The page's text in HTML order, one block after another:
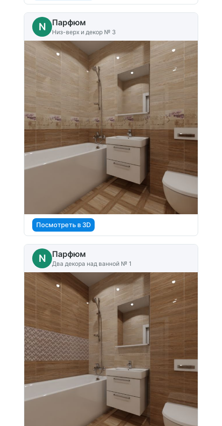
N Парфюм
Низ-верх и декор № 3
Посмотреть в 3D
N Парфюм
Два декора над ванной № 1